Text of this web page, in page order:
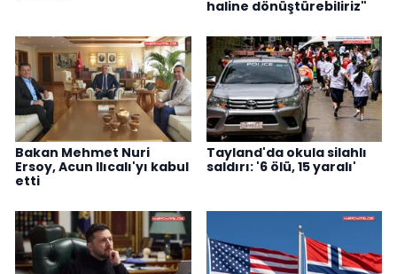
haline dönüştürebiliriz"
Bakan Mehmet Nuri
Ersoy, Acun Ilıcalı'yı kabul
etti
Tayland'da okula silahlı
saldırı: '6 ölü, 15 yaralı'